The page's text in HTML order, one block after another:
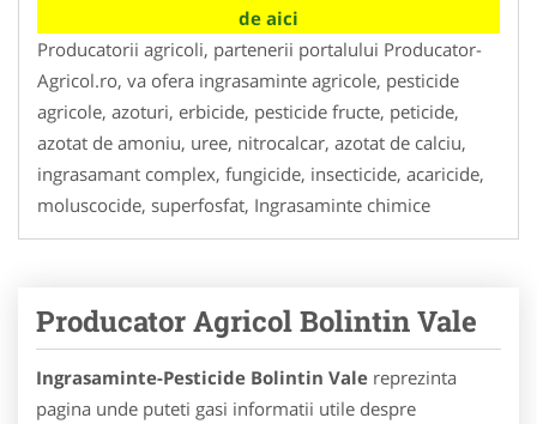
de aici
Producatorii agricoli, partenerii portalului Producator-
Agricol.ro, va ofera ingrasaminte agricole, pesticide
agricole, azoturi, erbicide, pesticide fructe, peticide,
azotat de amoniu, uree, nitrocalcar, azotat de calciu,
ingrasamant complex, fungicide, insecticide, acaricide,
moluscocide, superfosfat, Ingrasaminte chimice
Producator Agricol Bolintin Vale
Ingrasaminte-Pesticide Bolintin Vale reprezinta
pagina unde puteti gasi informatii utile despre